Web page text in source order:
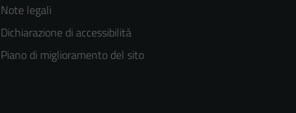
Note legali
Dichiarazione di accessibilità
Piano di miglioramento del sito